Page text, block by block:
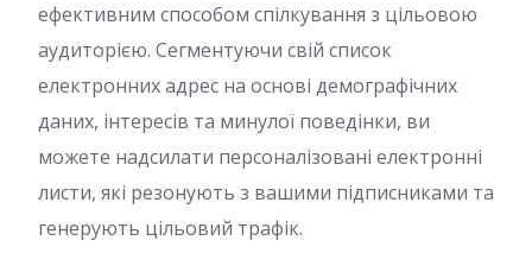
ефективним способом спілкування з цільовою
аудиторією. Сегментуючи свій список
електронних адрес на основі демографічних
даних, інтересів та минулої поведінки, ви
можете надсилати персоналізовані електронні
листи, які резонують з вашими підписниками та
генерують цільовий трафік.